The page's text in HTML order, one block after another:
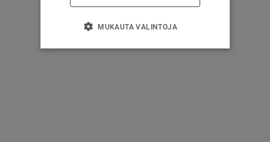
MUKAUTA VALINTOJA